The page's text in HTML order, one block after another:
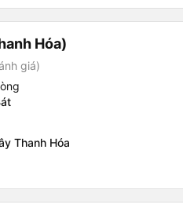
Hóa)
giá)
Thanh Hóa